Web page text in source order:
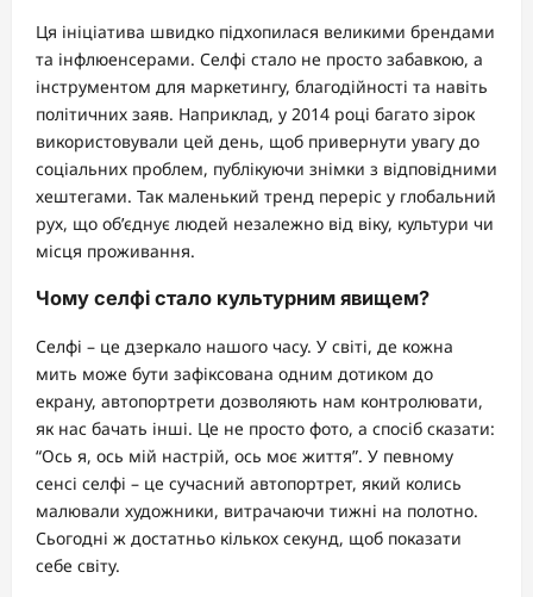
Ця ініціатива швидко підхопилася великими брендами
та інфлюенсерами. Селфі стало не просто забавкою, а
інструментом для маркетингу, благодійності та навіть
політичних заяв. Наприклад, у 2014 році багато зірок
використовували цей день, щоб привернути увагу до
соціальних проблем, публікуючи знімки з відповідними
хештегами. Так маленький тренд переріс у глобальний
рух, що об’єднує людей незалежно від віку, культури чи
місця проживання.
Чому селфі стало культурним явищем?
Селфі – це дзеркало нашого часу. У світі, де кожна
мить може бути зафіксована одним дотиком до
екрану, автопортрети дозволяють нам контролювати,
як нас бачать інші. Це не просто фото, а спосіб сказати:
“Ось я, ось мій настрій, ось моє життя”. У певному
сенсі селфі – це сучасний автопортрет, який колись
малювали художники, витрачаючи тижні на полотно.
Сьогодні ж достатньо кількох секунд, щоб показати
себе світу.